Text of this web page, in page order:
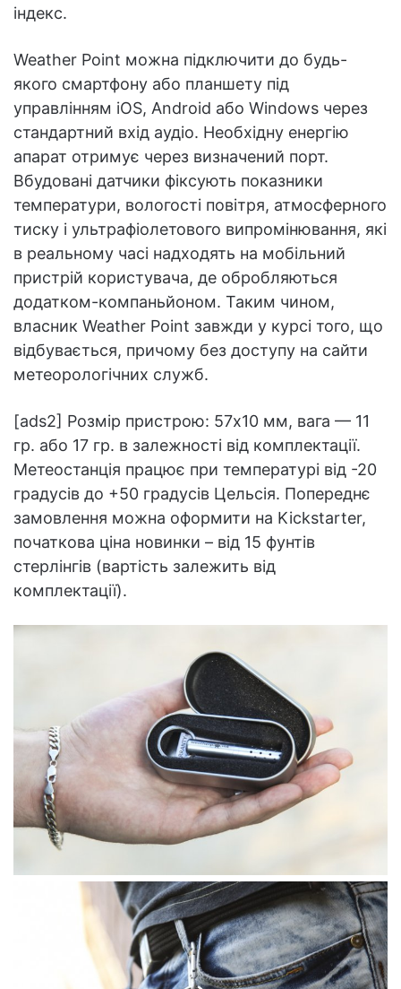
індекс.
Weather Point можна підключити до будь-
якого смартфону або планшету під
управлінням iOS, Android або Windows через
стандартний вхід аудіо. Необхідну енергію
апарат отримує через визначений порт.
Вбудовані датчики фіксують показники
температури, вологості повітря, атмосферного
тиску і ультрафіолетового випромінювання, які
в реальному часі надходять на мобільний
пристрій користувача, де обробляються
додатком-компаньйоном. Таким чином,
власник Weather Point завжди у курсі того, що
відбувається, причому без доступу на сайти
метеорологічних служб.
[ads2] Розмір пристрою: 57х10 мм, вага — 11
гр. або 17 гр. в залежності від комплектації.
Метеостанція працює при температурі від -20
градусів до +50 градусів Цельсія. Попереднє
замовлення можна оформити на Kickstarter,
початкова ціна новинки – від 15 фунтів
стерлінгів (вартість залежить від
комплектації).